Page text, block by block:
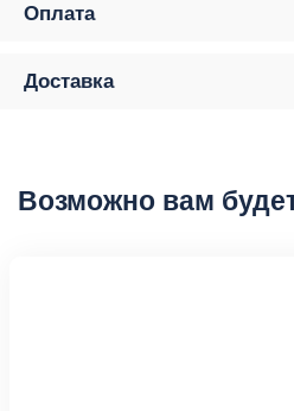
Оплата
Доставка
Возможно вам